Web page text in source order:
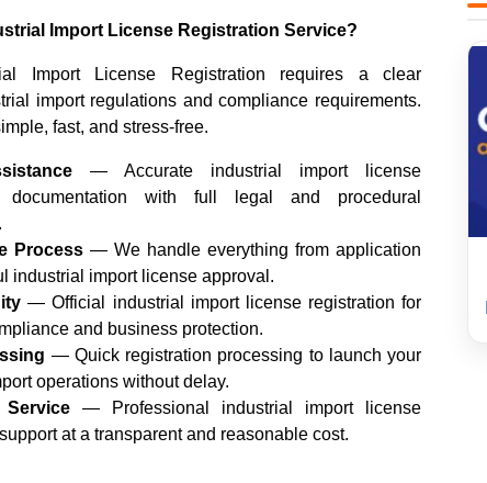
Import License Registration Service?
Import License Registration requires a clear
import regulations and compliance requirements.
fast, and stress-free.
— Accurate industrial import license
documentation with full legal and procedural
Process — We handle everything from application
industrial import license approval.
— Official industrial import license registration for
and business protection.
— Quick registration processing to launch your
operations without delay.
— Professional industrial import license
at a transparent and reasonable cost.